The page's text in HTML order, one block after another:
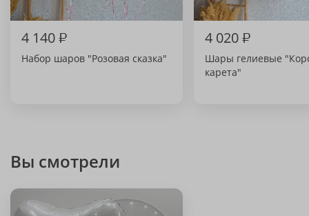
4 140₽
Набор шаров "Розовая сказка"
4 020₽
Шары гелиевые
карета"
Вы смотрели